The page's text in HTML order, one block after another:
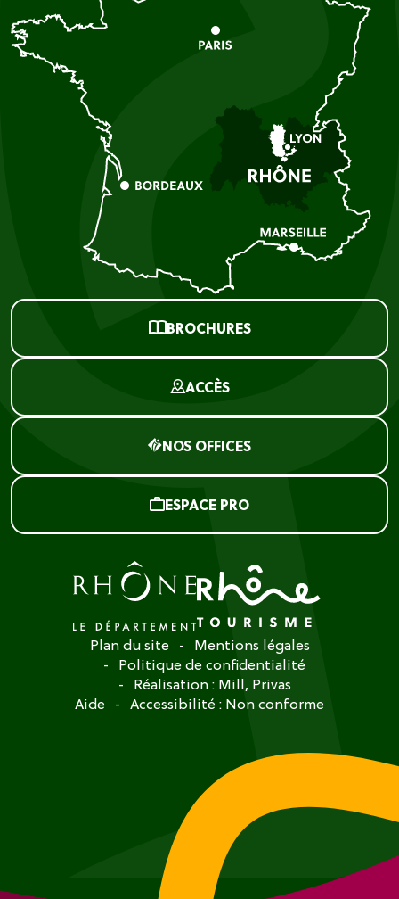
BROCHURES
ACCÈS
NOS OFFICES
ESPACE PRO
Plan du site
Mentions légales
Politique de confidentialité
Réalisation : Mill, Privas
Aide
Accessibilité : Non conforme